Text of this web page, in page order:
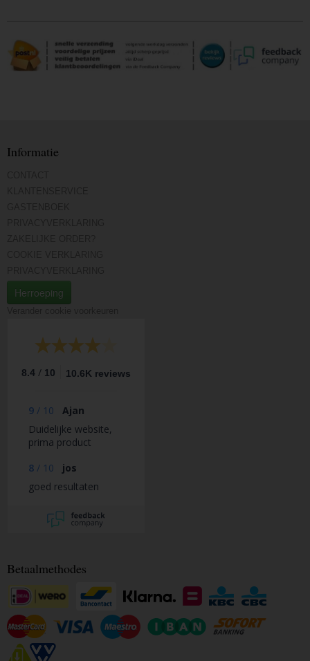
Informatie
Herroeping
8.4 / 10 10.6K reviews
9 / 10
Ajan
Duidelijke website,
prima product
8 / 10
jos
goed resultaten
Betaalmethodes